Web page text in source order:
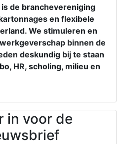
de branchevereniging
en flexibele
We stimuleren en
binnen de
deskundig bij te staan
HR, scholing, milieu en
in voor de